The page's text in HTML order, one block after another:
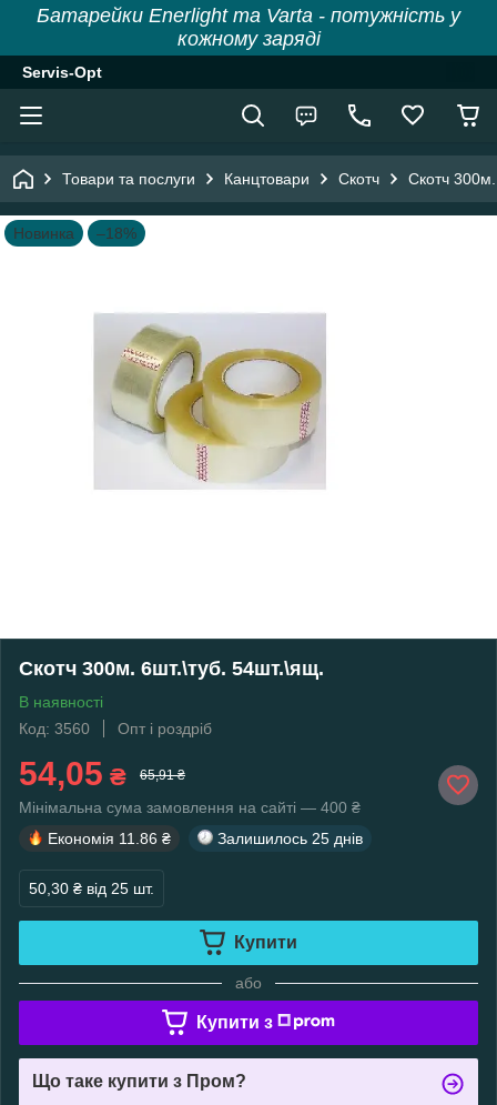
Батарейки Enerlight та Varta - потужність у
кожному заряді
Servis-Opt
Товари та послуги Канцтовари Скотч Скотч
Новинка –18%
Скотч 300м. 6шт.\туб. 54шт.\ящ.
В наявності
Код: 3560
Опт і роздріб
54,05 ₴ 65,91 ₴
Мінімальна сума замовлення на сайті — 400 ₴
Економія 11.86 ₴ Залишилось 25 днів
50,30 ₴ від 25 шт.
Купити
або
Купити з
Що таке купити з Пром?